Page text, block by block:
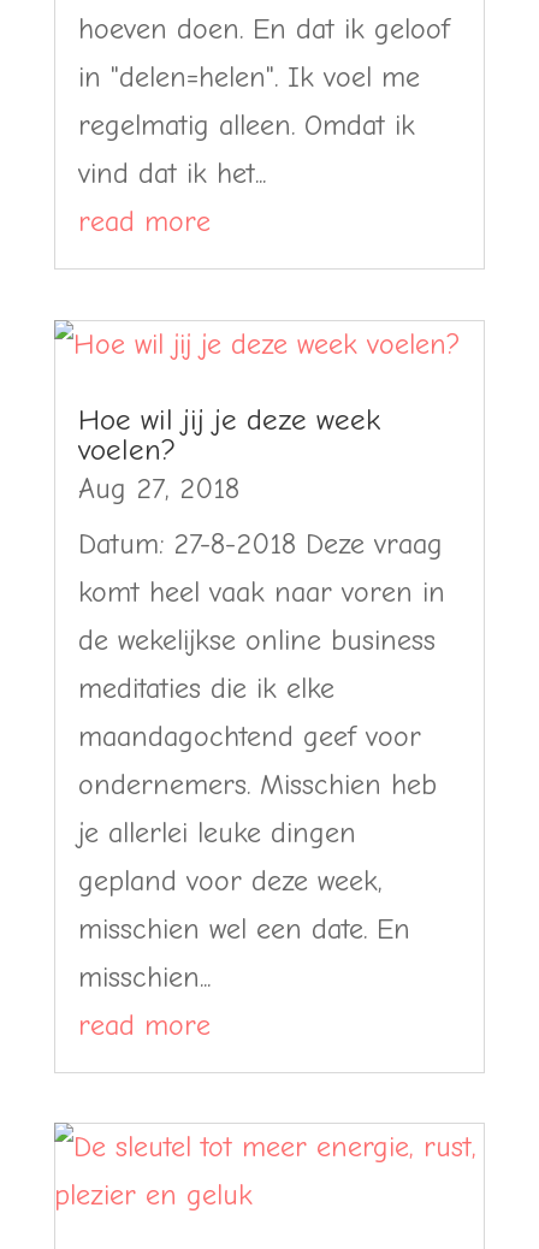
hoeven doen. En dat ik geloof
in "delen=helen". Ik voel me
regelmatig alleen. Omdat ik
vind dat ik het...
read more
Hoe wil jij je deze week
voelen?
Aug 27, 2018
Datum: 27-8-2018 Deze vraag
komt heel vaak naar voren in
de wekelijkse online business
meditaties die ik elke
maandagochtend geef voor
ondernemers. Misschien heb
je allerlei leuke dingen
gepland voor deze week,
misschien wel een date. En
misschien...
read more